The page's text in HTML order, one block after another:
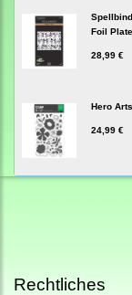
Foil Plate
28,99 €
Hero
24,99 €
Rechtliches